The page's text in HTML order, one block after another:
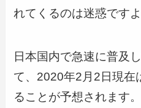
れてくるのは迷惑ですよ
日本国内で急速に普及
て、2020年2月2日現在
ることが予想されます。